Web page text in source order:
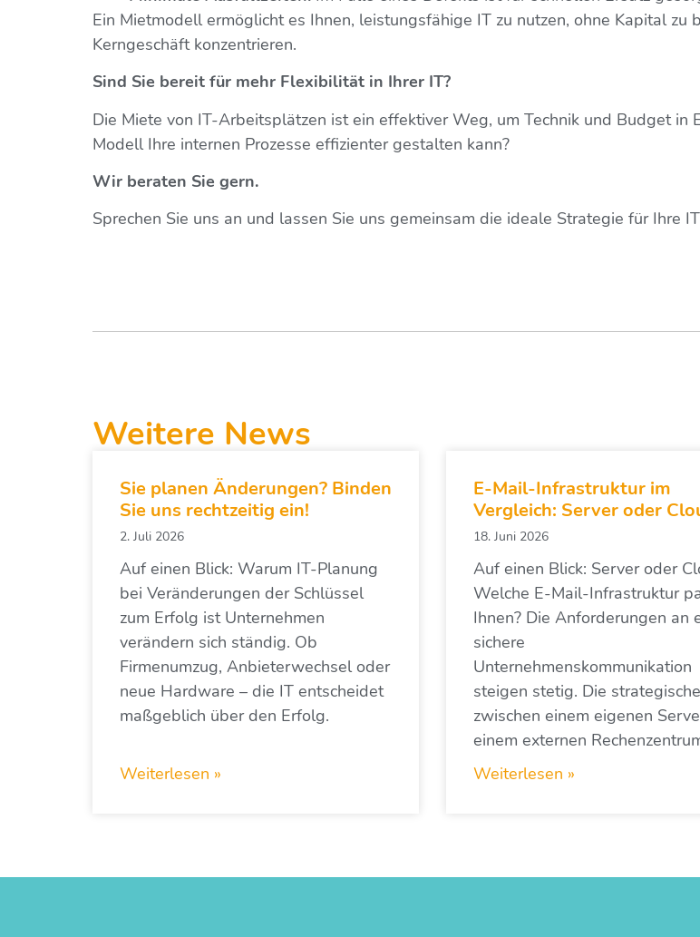
Ein Mietmodell ermöglicht es Ihnen, leistungsfähige IT zu nutzen, ohne Kapital
Kerngeschäft konzentrieren.
Sind Sie bereit für mehr Flexibilität in Ihrer IT?
Die Miete von IT-Arbeitsplätzen ist ein effektiver Weg, um Technik und Budget in
Modell Ihre internen Prozesse effizienter gestalten kann?
Wir beraten Sie gern.
Sprechen Sie uns an und lassen Sie uns gemeinsam die ideale Strategie für Ihre
Weitere News
Sie planen Änderungen? Binden
Sie uns rechtzeitig ein!
2. Juli 2026
Auf einen Blick: Warum IT-Planung
bei Veränderungen der Schlüssel
zum Erfolg ist Unternehmen
verändern sich ständig. Ob
Firmenumzug, Anbieterwechsel oder
neue Hardware – die IT entscheidet
maßgeblich über den Erfolg.
Weiterlesen »
E-Mail-Infrastruktur im
Vergleich: Server oder
18. Juni 2026
Auf einen Blick: Server oder
Welche E-Mail-Infrastruktur
Ihnen? Die Anforderungen an
sichere
Unternehmenskommunikation
steigen stetig. Die
zwischen einem eigenen
einem externen
Weiterlesen »